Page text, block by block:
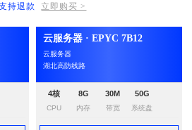
持退款
立即购买 >
云服务器 · EPYC 7B12
云服务器
湖北高防线路
4核
CPU
8G
内存
30M
带宽
50G
系统盘